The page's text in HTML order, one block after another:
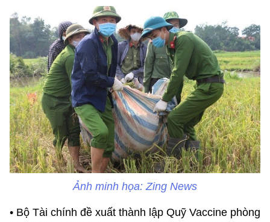
Ảnh minh họa: Zing News
• Bộ Tài chính đề xuất thành lập Quỹ Vaccine phòng